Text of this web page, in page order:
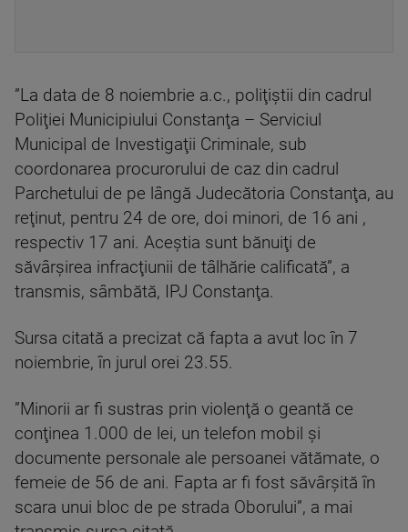
”La data de 8 noiembrie a.c., poliţiştii din cadrul
Poliţiei Municipiului Constanţa – Serviciul
Municipal de Investigaţii Criminale, sub
coordonarea procurorului de caz din cadrul
Parchetului de pe lângă Judecătoria Constanţa, au
reţinut, pentru 24 de ore, doi minori, de 16 ani ,
respectiv 17 ani. Aceştia sunt bănuiţi de
săvârşirea infracţiunii de tâlhărie calificată”, a
transmis, sâmbătă, IPJ Constanţa.
Sursa citată a precizat că fapta a avut loc în 7
noiembrie, în jurul orei 23.55.
”Minorii ar fi sustras prin violenţă o geantă ce
conţinea 1.000 de lei, un telefon mobil şi
documente personale ale persoanei vătămate, o
femeie de 56 de ani. Fapta ar fi fost săvârşită în
scara unui bloc de pe strada Oborului”, a mai